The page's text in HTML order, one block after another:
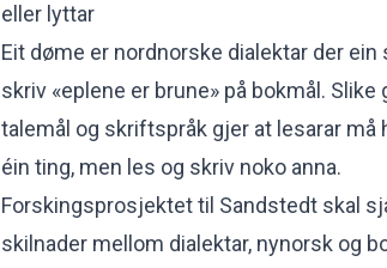
eller lyttar
Eit døme er nordnorske dialektar der ein
skriv «eplene er brune» på bokmål.
talemål og skriftspråk gjer at lesarar må
éin ting, men les og skriv noko anna.
Forskingsprosjektet til Sandstedt skal
skilnader mellom dialektar, nynorsk og